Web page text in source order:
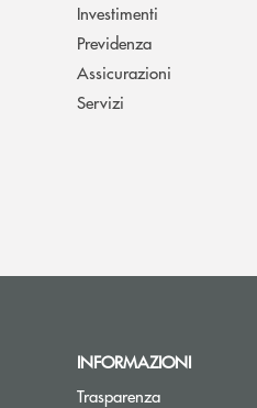
Investimenti
Previdenza
Assicurazioni
Servizi
INFORMAZIONI
Trasparenza